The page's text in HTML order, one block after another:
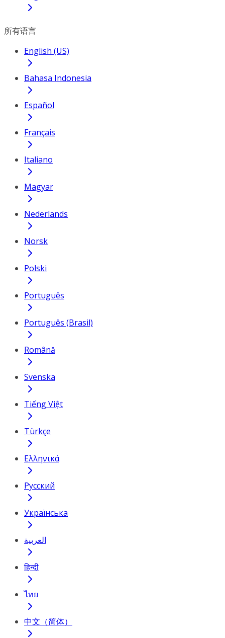
所有语言
English (US)
Bahasa Indonesia
Español
Français
Italiano
Magyar
Nederlands
Norsk
Polski
Português
Português (Brasil)
Română
Svenska
Tiếng Việt
Türkçe
Ελληνικά
Русский
Українська
العربية
हिन्दी
ไทย
中文（简体）